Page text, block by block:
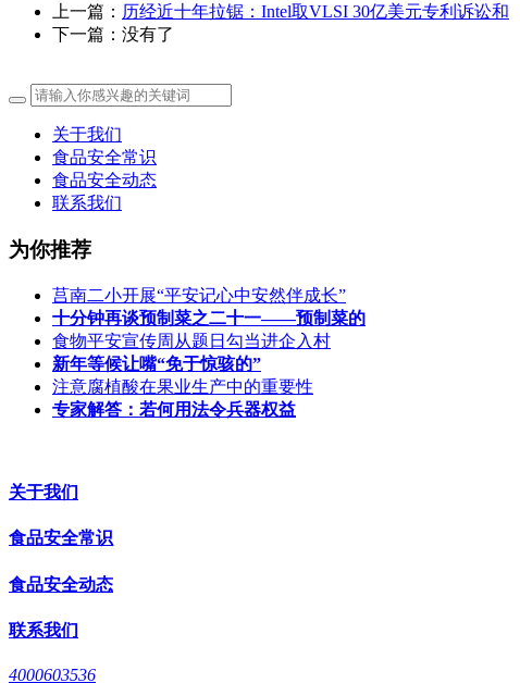
上一篇： 历经近十年拉锯：Intel取VLSI 30亿美元专利诉讼和
下一篇：没有了
关于我们
食品安全常识
食品安全动态
联系我们
为你推荐
莒南二小开展“平安记心中安然伴成长”
十分钟再谈预制菜之二十一——预制菜的
食物平安宣传周从题日勾当进企入村
新年等候让嘴“免于惊骇的”
注意腐植酸在果业生产中的重要性
专家解答：若何用法令兵器权益
关于我们
食品安全常识
食品安全动态
联系我们
4000603536